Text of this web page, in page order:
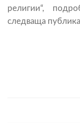
религии“,
следваща